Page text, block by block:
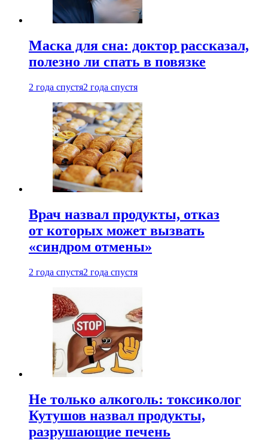
Маска для сна: доктор рассказал,
полезно ли спать в повязке
2 года спустя2 года спустя
Врач назвал продукты, отказ
от которых может вызвать
«синдром отмены»
2 года спустя2 года спустя
Не только алкоголь: токсиколог
Кутушов назвал продукты,
разрушающие печень